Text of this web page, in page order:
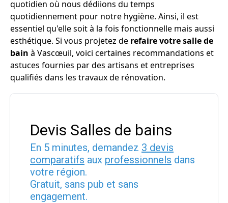
quotidien où nous dédiions du temps
quotidiennement pour notre hygiène. Ainsi, il est
essentiel qu'elle soit à la fois fonctionnelle mais aussi
esthétique. Si vous projetez de refaire votre salle de
bain à Vascœuil, voici certaines recommandations et
astuces fournies par des artisans et entreprises
qualifiés dans les travaux de rénovation.
Devis Salles de bains
En 5 minutes, demandez 3 devis
comparatifs aux professionnels dans
votre région.
Gratuit, sans pub et sans
engagement.